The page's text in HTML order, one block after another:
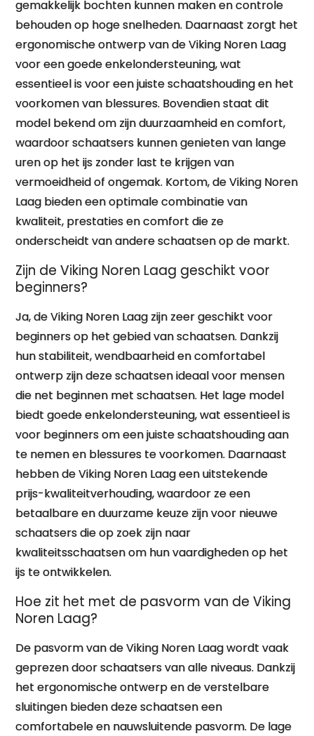
gemakkelijk bochten kunnen maken en controle
behouden op hoge snelheden. Daarnaast zorgt het
ergonomische ontwerp van de Viking Noren Laag
voor een goede enkelondersteuning, wat
essentieel is voor een juiste schaatshouding en het
voorkomen van blessures. Bovendien staat dit
model bekend om zijn duurzaamheid en comfort,
waardoor schaatsers kunnen genieten van lange
uren op het ijs zonder last te krijgen van
vermoeidheid of ongemak. Kortom, de Viking Noren
Laag bieden een optimale combinatie van
kwaliteit, prestaties en comfort die ze
onderscheidt van andere schaatsen op de markt.
Zijn de Viking Noren Laag geschikt voor
beginners?
Ja, de Viking Noren Laag zijn zeer geschikt voor
beginners op het gebied van schaatsen. Dankzij
hun stabiliteit, wendbaarheid en comfortabel
ontwerp zijn deze schaatsen ideaal voor mensen
die net beginnen met schaatsen. Het lage model
biedt goede enkelondersteuning, wat essentieel is
voor beginners om een juiste schaatshouding aan
te nemen en blessures te voorkomen. Daarnaast
hebben de Viking Noren Laag een uitstekende
prijs-kwaliteitverhouding, waardoor ze een
betaalbare en duurzame keuze zijn voor nieuwe
schaatsers die op zoek zijn naar
kwaliteitsschaatsen om hun vaardigheden op het
ijs te ontwikkelen.
Hoe zit het met de pasvorm van de Viking
Noren Laag?
De pasvorm van de Viking Noren Laag wordt vaak
geprezen door schaatsers van alle niveaus. Dankzij
het ergonomische ontwerp en de verstelbare
sluitingen bieden deze schaatsen een
comfortabele en nauwsluitende pasvorm. De lage